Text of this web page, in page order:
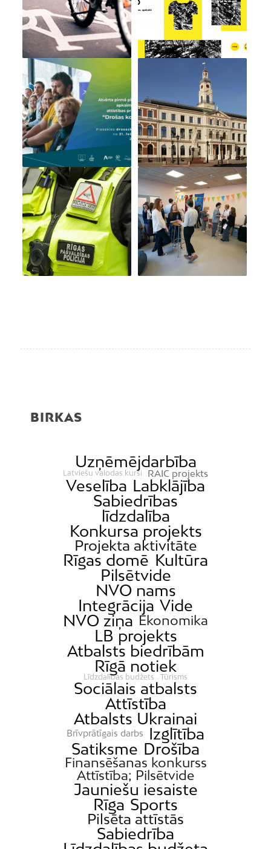
BIRKAS
Uzņēmējdarbība
Latviešu valodas kursi RAIC projekts
Veselība Labklājība
Sabiedrības
līdzdalība
Konkursa projekts
Projekta aktivitāte
Rīgas domē Kultūra
Pilsētvide
NVO nams
Integrācija Vide
NVO ziņa Ekonomika
LB projekts
Atbalsts biedrībām
Rīgā notiek
Līdzdalības budžets Tūrisms
Sociālais atbalsts
Attīstība
Atbalsts Ukrainai
Brīvprātīgais darbs
Izglītība
Satiksme Drošība
Finansēšanas konkurss
Attīstība; Pilsētvide
Jauniešu iesaiste
Rīga Sports
Pilsēta attīstās
Sabiedrība